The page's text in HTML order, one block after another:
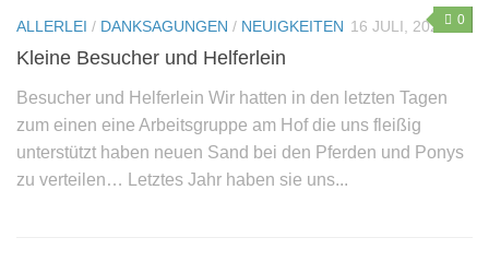
Sie wollen helfen?
Mitglied werden
Erbschaft – Letzter Wille
0
ALLERLEI / DANKSAGUNGEN / NEUIGKEITEN 16 JULI, 2025
Kleine Besucher und Helferlein
Besucher und Helferlein Wir hatten in den letzten Tagen
zum einen eine Arbeitsgruppe am Hof die uns fleißig
unterstützt haben neuen Sand bei den Pferden und Ponys
zu verteilen… Letztes Jahr haben sie uns...